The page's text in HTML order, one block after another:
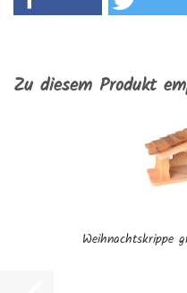
Zu diesem Produkt
Weihnachtskrippe